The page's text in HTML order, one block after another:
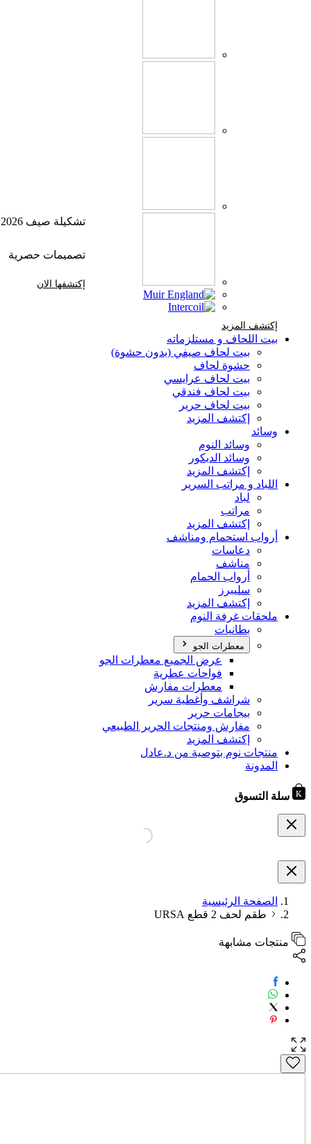
إكتشف المزيد
تشكيلة صيف 2026
تصميمات حصرية
إكتشفها الان
بيت اللحاف و مستلزماته
بيت لحاف صيفي (بدون حشوة)
حشوة لحاف
بيت لحاف عرايسي
بيت لحاف فندقي
بيت لحاف حرير
إكتشف المزيد
وسائد
وسائد النوم
وسائد الديكور
إكتشف المزيد
اللباد و مراتب السرير
لباد
مراتب
إكتشف المزيد
أرواب استحمام ومناشف
دعاسات
مناشف
أرواب الحمام
سليبرز
إكتشف المزيد
ملحقات غرفة النوم
بطانيات
معطرات الجو
عرض الجميع معطرات الجو
فواحات عطرية
معطرات مفارش
شراشف وأغطية سرير
بيجامات حرير
مفارش ومنتجات الحرير الطبيعي
إكتشف المزيد
منتجات نوم بتوصية من د.عادل
المدونة
سلة التسوق
الصفحة الرئيسية
طقم لحف 2 قطع URSA
منتجات مشابهة